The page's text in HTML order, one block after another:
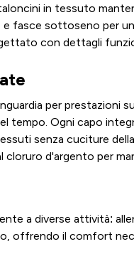
in tessuto
fasce sottoseno per
con dettagli
per
tempo. Ogni capo
senza cuciture
d'argento per
a diverse attività:
offrendo il comfort